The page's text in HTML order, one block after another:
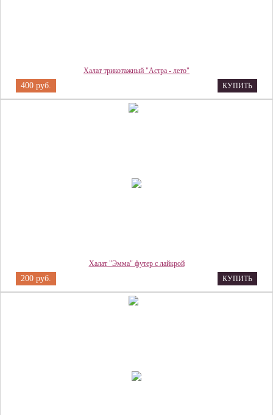
Халат трикотажный "Астра - лето"
400 руб. КУПИТЬ
Халат "Эмма" футер с лайкрой
200 руб. КУПИТЬ